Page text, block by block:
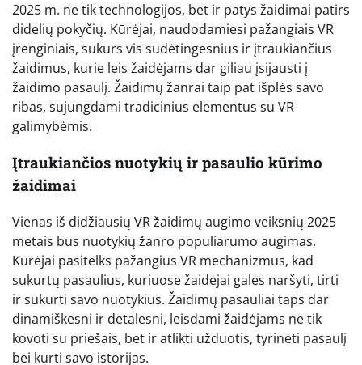
2025 m. ne tik technologijos, bet ir patys žaidimai patirs
didelių pokyčių. Kūrėjai, naudodamiesi pažangiais VR
įrenginiais, sukurs vis sudėtingesnius ir įtraukiančius
žaidimus, kurie leis žaidėjams dar giliau įsijausti į
žaidimo pasaulį. Žaidimų žanrai taip pat išplės savo
ribas, sujungdami tradicinius elementus su VR
galimybėmis.
Įtraukiančios nuotykių ir pasaulio kūrimo
žaidimai
Vienas iš didžiausių VR žaidimų augimo veiksnių 2025
metais bus nuotykių žanro populiarumo augimas.
Kūrėjai pasitelks pažangius VR mechanizmus, kad
sukurtų pasaulius, kuriuose žaidėjai galės naršyti, tirti
ir sukurti savo nuotykius. Žaidimų pasauliai taps dar
dinamiškesni ir detalesni, leisdami žaidėjams ne tik
kovoti su priešais, bet ir atlikti užduotis, tyrinėti pasaulį
bei kurti savo istorijas.